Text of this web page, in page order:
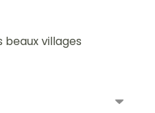
beaux villages